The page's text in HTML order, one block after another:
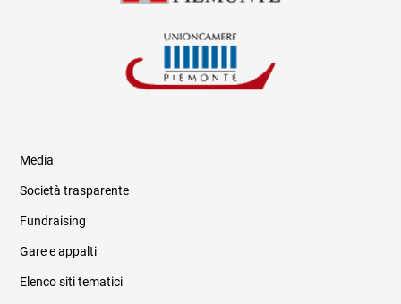
Informazioni legali e trasparenza
Media
Società trasparente
Fundraising
Gare e appalti
Elenco siti tematici